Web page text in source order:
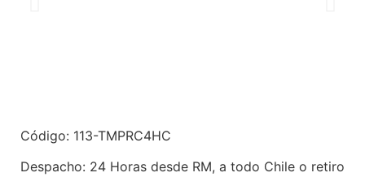
Código: 113-TMPRC4HC
Despacho: 24 Horas desde RM, a todo Chile o retiro